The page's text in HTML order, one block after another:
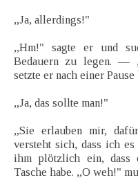
„Ja, allerdings!"
„Hm!" sagte er und
Bedauern zu legen. —
setzte er nach einer
„Ja, das sollte man!"
„Sie erlauben mir,
versteht sich, dass ich
ihm plötzlich ein, dass
Tasche habe. „O weh!"